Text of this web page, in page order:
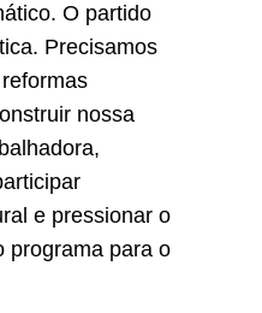
. O partido
Precisamos
nossa
e pressionar o
programa para o